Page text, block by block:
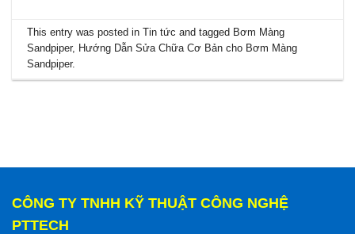
This entry was posted inTin tức and tagged Bơm Màng
Sandpiper, Hướng Dẫn Sửa Chữa Cơ Bản cho Bơm Màng
Sandpiper.
CÔNG TY TNHH KỸ THUẬT CÔNG NGHỆ
PTTECH